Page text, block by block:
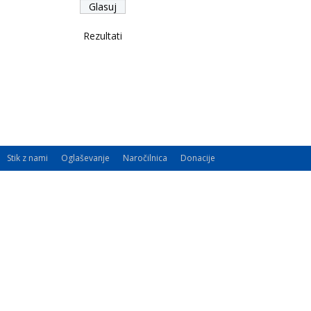
Rezultati
Stik z nami Oglaševanje Naročilnica Donacije